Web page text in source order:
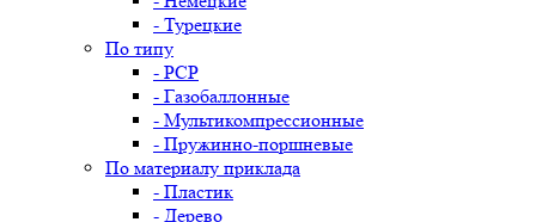
- Турецкие
По типу
- PCP
- Газобаллонные
- Мультикомпрессионные
- Пружинно-поршневые
По материалу приклада
- Пластик
- Дерево